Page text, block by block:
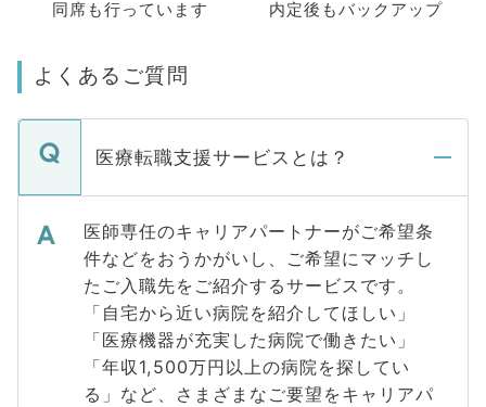
同席も行っています
内定後もバックアップ
よくあるご質問
医療転職支援サービスとは？
医師専任のキャリアパートナーがご希望条
件などをおうかがいし、ご希望にマッチし
たご入職先をご紹介するサービスです。
「自宅から近い病院を紹介してほしい」
「医療機器が充実した病院で働きたい」
「年収1,500万円以上の病院を探してい
る」など、さまざまなご要望をキャリアパ